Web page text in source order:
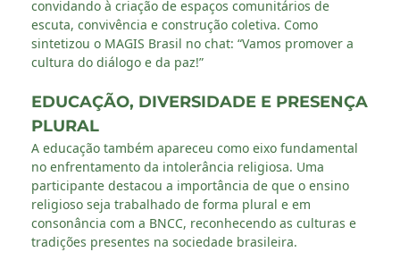
convidando à criação de espaços comunitários de
escuta, convivência e construção coletiva. Como
sintetizou o MAGIS Brasil no chat: “Vamos promover a
cultura do diálogo e da paz!”
EDUCAÇÃO, DIVERSIDADE E PRESENÇA
PLURAL
A educação também apareceu como eixo fundamental
no enfrentamento da intolerância religiosa. Uma
participante destacou a importância de que o ensino
religioso seja trabalhado de forma plural e em
consonância com a BNCC, reconhecendo as culturas e
tradições presentes na sociedade brasileira.